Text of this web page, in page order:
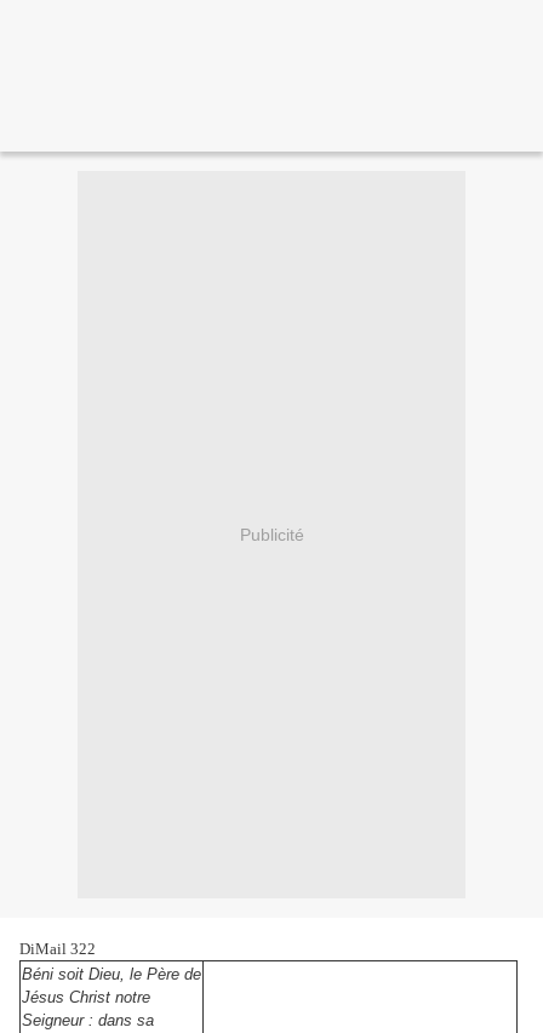
Publicité
DiMail 322
Béni soit Dieu, le Père de
Jésus Christ notre
Seigneur : dans sa